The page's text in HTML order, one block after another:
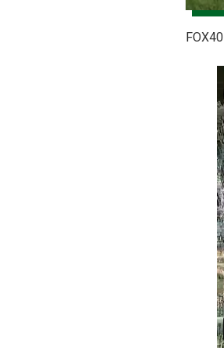
FOX40